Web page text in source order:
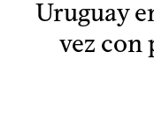
Uruguay
vez con